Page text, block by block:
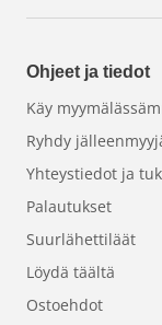
tuoksun
mutta
voit edetä
Ohjeet ja tiedot
Käy
Ryhdy
Yhteystiedot ja
Palautukset
Suurlähettiläät
Löydä täältä
Ostoehdot